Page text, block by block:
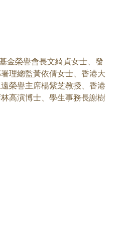
金榮譽會長文綺貞女士、發
理總監黃依倩女士、香港大
榮譽主席楊紫芝教授、香港
高演博士、學生事務長謝樹